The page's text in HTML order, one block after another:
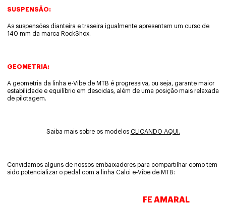
SUSPENSÃO:
As suspensões dianteira e traseira igualmente apresentam um curso de
140 mm da marca RockShox.
GEOMETRIA:
A geometria da linha e-Vibe de MTB é progressiva, ou seja, garante maior
estabilidade e equilíbrio em descidas, além de uma posição mais relaxada
de pilotagem.
Saiba mais sobre os modelos CLICANDO AQUI.
Convidamos alguns de nossos embaixadores para compartilhar como tem
sido potencializar o pedal com a linha Caloi e-Vibe de MTB:
FE AMARAL